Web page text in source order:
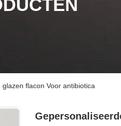
flacon Voor antibiotica